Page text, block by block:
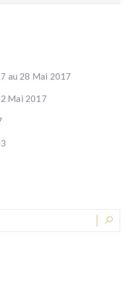
au 28 Mai 2017
Mai 2017